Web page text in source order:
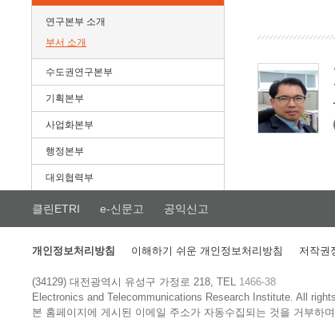
연구본부 소개
부서 소개
수도권연구본부
기획본부
사업화본부
행정본부
대외협력부
클린ETRI e-신문고 공익신고
개인정보처리방침 이해하기 쉬운 개인정보처리방침 저작권
(34129) 대전광역시 유성구 가정로 218, TEL 1466-38
Electronics and Telecommunications Research Institute.All
본 홈페이지에 게시된 이메일 주소가 자동수집되는 것을 거부하